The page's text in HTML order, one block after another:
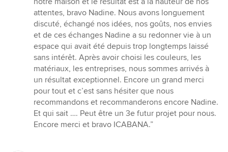
5
Sternen
attentes, bravo Nadine. Nous avons longuement
discuté, échangé nos idées, nos goûts, nos envies
et de ces échanges Nadine a su redonner vie à un
espace qui avait été depuis trop longtemps laissé
sans intérêt. Après avoir choisi les couleurs, les
matériaux, les entreprises, nous sommes arrivés à
un résultat exceptionnel. Encore un grand merci
pour tout et c’est sans hésiter que nous
recommandons et recommanderons encore Nadine.
Et qui sait …. Peut être un 3e futur projet pour nous.
Encore merci et bravo ICABANA.”